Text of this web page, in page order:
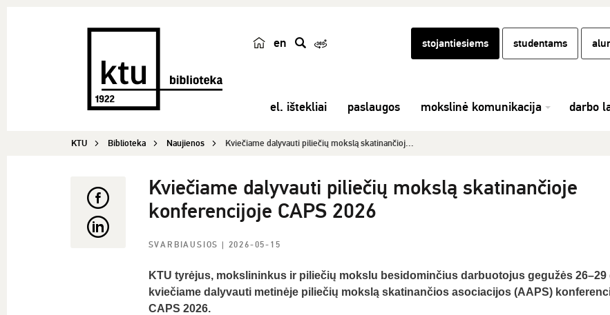
en
e
k
stojantiesiems studentams
el. ištekliai paslaugos mokslinė komunikacija darbo
KTU Biblioteka Naujienos Kviečiame dalyvauti piliečių mokslą skatinančioj...
Kviečiame dalyvauti piliečių mokslą skatinančioje
konferencijoje CAPS 2026
SVARBIAUSIOS | 2026-05-15
KTU tyrėjus, mokslininkus ir piliečių mokslu besidominčius darbuotojus gegužės 26–29
kviečiame dalyvauti metinėje piliečių mokslą skatinančios asociacijos (AAPS)
CAPS 2026.